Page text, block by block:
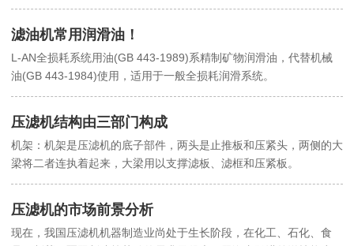
统。由于使用厂家要求不同，真空滤油机还可增配除酸脱色吸附装
置。
滤油机常用润滑油！
L-AN全损耗系统用油(GB 443-1989)系精制矿物润滑油，代替机械
油(GB 443-1984)使用，适用于一般全损耗润滑系统。
压滤机结构由三部门构成
机架：机架是压滤机的底子部件，两头是止推板和压紧头，两侧的大
梁将二者连执着起来，大梁用以支撑滤板、滤框和压紧板。
压滤机的市场前景分析
现在，我国压滤机机器制造业尚处于生长阶段，在化工、石化、食